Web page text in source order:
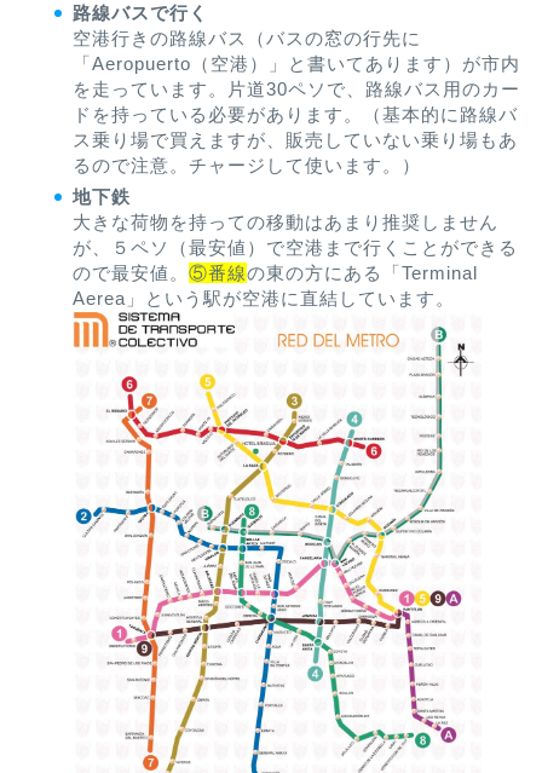
路線バスで行く
空港行きの路線バス（バスの窓の行先に
「Aeropuerto（空港）」と書いてあります）が市内
を走っています。片道30ペソで、路線バス用のカー
ドを持っている必要があります。（基本的に路線バ
ス乗り場で買えますが、販売していない乗り場もあ
るので注意。チャージして使います。）
地下鉄
大きな荷物を持っての移動はあまり推奨しません
が、５ペソ（最安値）で空港まで行くことができる
ので最安値。 ⑤番線の東の方にある「Terminal
Aerea」という駅が空港に直結しています。